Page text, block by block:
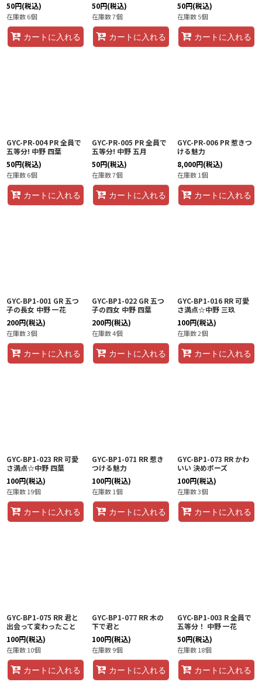
50円(税込)
在庫数 6個
カートに入れる
50円(税込)
在庫数 7個
カートに入れる
50円(税込)
在庫数 5個
カートに入れる
GYC-PR-004 PR 全員で
五等分! 中野 四葉
50円(税込)
在庫数 6個
カートに入れる
GYC-PR-005 PR 全員で
五等分! 中野 五月
50円(税込)
在庫数 7個
カートに入れる
GYC-PR-006 PR 惹きつ
ける魅力
8,000円(税込)
在庫数 1個
カートに入れる
GYC-BP1-001 GR 五つ
子の長女 中野 一花
200円(税込)
在庫数 3個
カートに入れる
GYC-BP1-022 GR 五つ
子の四女 中野 四葉
200円(税込)
在庫数 4個
カートに入れる
GYC-BP1-016 RR 可愛
さ満点☆中野 三玖
100円(税込)
在庫数 2個
カートに入れる
GYC-BP1-023 RR 可愛
さ満点☆中野 四葉
100円(税込)
在庫数 19個
カートに入れる
GYC-BP1-071 RR 惹き
つける魅力
100円(税込)
在庫数 1個
カートに入れる
GYC-BP1-073 RR かわ
いい 決めポーズ
100円(税込)
在庫数 3個
カートに入れる
GYC-BP1-075 RR 君と
出会って変わったこと
100円(税込)
在庫数 10個
カートに入れる
GYC-BP1-077 RR 木の
下で君と
100円(税込)
在庫数 9個
カートに入れる
GYC-BP1-003 R 全員で
五等分！ 中野 一花
50円(税込)
在庫数 18個
カートに入れる